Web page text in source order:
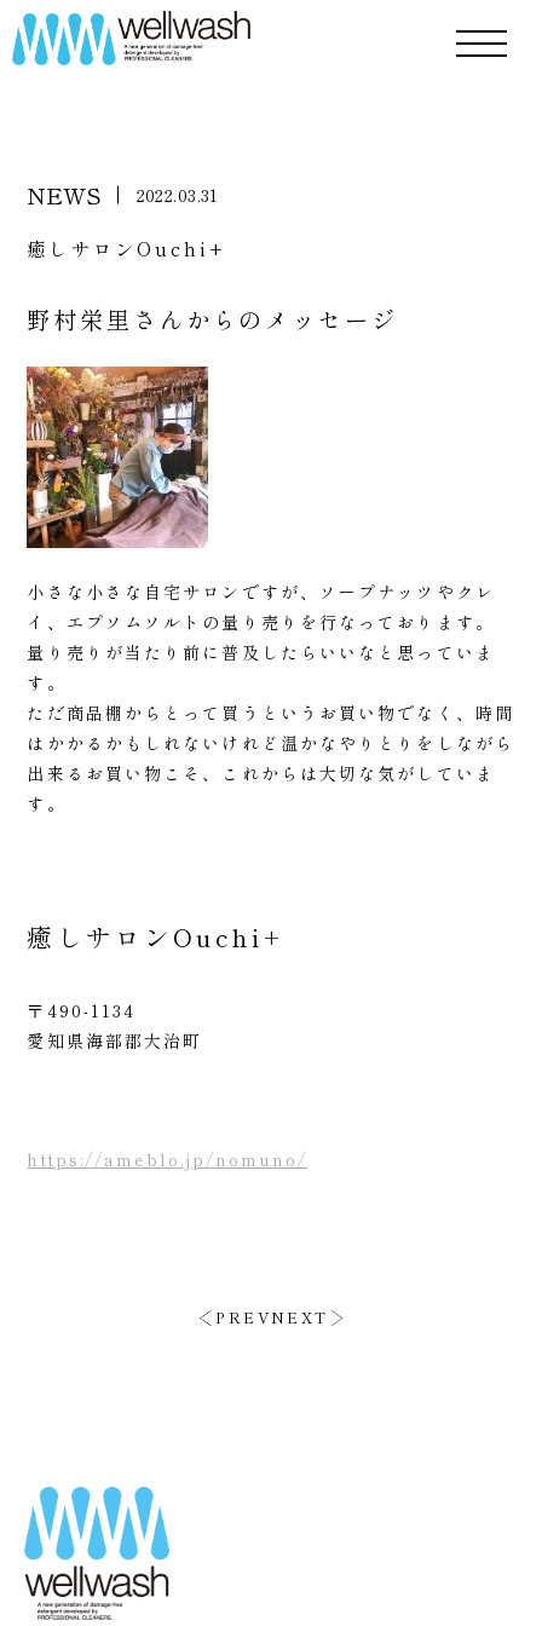
NEWS 2022.03.31
癒しサロンOuchi+
野村栄里さんからのメッセージ
小さな小さな自宅サロンですが、ソープナッツやクレ
イ、エプソムソルトの量り売りを行なっております。
量り売りが当たり前に普及したらいいなと思っていま
す。
ただ商品棚からとって買うというお買い物でなく、時間
はかかるかもしれないけれど温かなやりとりをしながら
出来るお買い物こそ、これからは大切な気がしていま
す。
癒しサロンOuchi+
〒490-1134
愛知県海部郡大治町
https://ameblo.jp/nomuno/
PREVNEXT